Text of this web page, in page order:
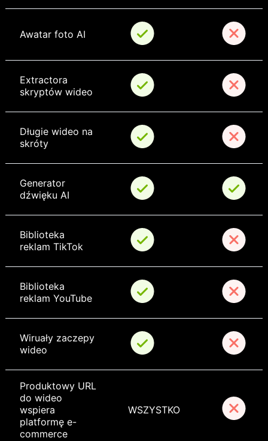
Awatar foto AI
Extractora
skryptów wideo
Długie wideo na
skróty
Generator
dźwięku AI
Biblioteka
reklam TikTok
Biblioteka
reklam YouTube
Wiruały zaczepy
wideo
Produktowy URL
do wideo
wspiera
platformę e-
commerce
WSZYSTKO